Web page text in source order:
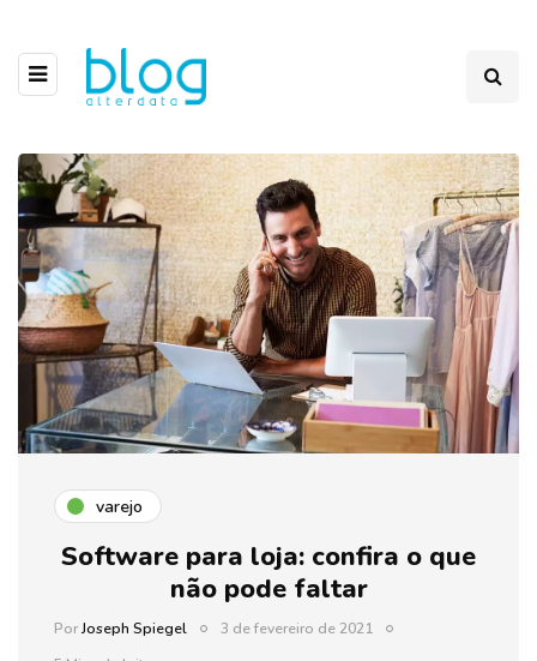
varejo
Software para loja: confira o que
não pode faltar
PorJoseph Spiegel
3 de fevereiro de 2021